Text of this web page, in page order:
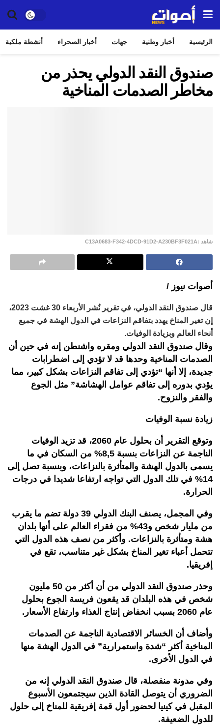
الرئيسية أخبار وطنية جهات أخبار الصحراء أنشطة ملكية
صندوق النقد الدولي يحذر من
مخاطر الصدمات المناخية
شاهد :C13A0683-F342-4DCD-91D2-A230BF3F021A
أصوات نيوز /
قال صندوق النقد الدولي، في تقرير نُشر الأربعاء 30 غشت 2023،
إن تغير المناخ يهدد بتفاقم النزاعات في الدول الهشة في جميع
أنحاء العالم وبزيادة الوفيات.
وقال صندوق النقد الدولي ومقره واشنطن إنه في حين أن
الصدمات المناخية وحدها قد لا تؤدي إلى اضطرابات
جديدة، إلا أنها “تؤدي إلى تفاقم النزاعات بشكل كبير، مما
يؤدي بدوره إلى تفاقم عوامل الهشاشة” مثل الجوع
والفقر والنزوح.
زيادة نسبة الوفيات
وتوقع التقرير أن بحلول عام 2060، قد تزيد الوفيات
الناجمة عن النزاعات بنسبة 8,5% من السكان في ما
يسمى بالدول الهشة والمتأثرة بالنزاعات، وبنسبة تصل إلى
14% في تلك الدول التي تواجه ارتفاعا شديدا في درجات
الحرارة.
وفي المجمل، يصنف البنك الدولي 39 دولة تضم ما يقرب
من مليار شخص و43% من فقراء العالم على أنها بلدان
هشة ومتأثرة بالنزاعات. وأكثر من نصف هذه الدول التي
تتحمل أعباء تغير المناخ بشكل غير متناسب، تقع في
إفريقيا.
وحذر صندوق النقد الدولي من أن أكثر من 50 مليون
شخص في هذه البلدان قد يقعون فريسة الجوع بحلول
عام 2060 بسبب انخفاض إنتاج الغذاء وارتفاع الأسعار.
وأضاف أن الخسائر الاقتصادية الناجمة عن الصدمات
المناخية أكثر “شدة واستمرارية” في الدول الهشة منها
في الدول الأخرى.
وفي مدونة منفصلة، قال صندوق النقد الدولي إنه من
الضروري أن يتوصل القادة الذين سيجتمعون الأسبوع
المقبل في كينيا لحضور أول قمة إفريقية للمناخ إلى حلول
للدول الضعيفة.